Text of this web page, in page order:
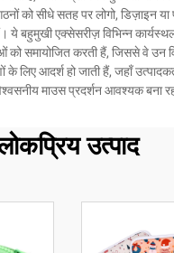
को सीधे सतह पर लोगो, डिज़ाइन या
बहुमुखी एक्सेसरीज़ विभिन्न
को समायोजित करती हैं, जिससे वे उन
के लिए आदर्श हो जाती हैं, जहाँ
माउस प्रदर्शन आवश्यक बना
उत्पाद